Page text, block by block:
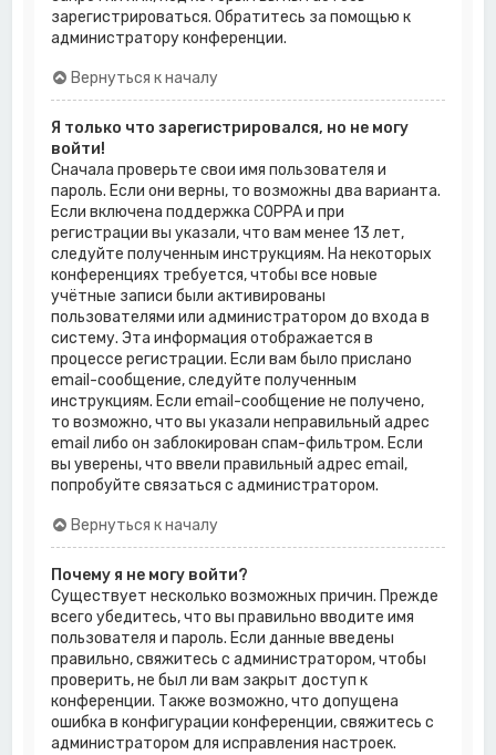
зарегистрироваться. Обратитесь за помощью к
администратору конференции.
Вернуться к началу
Я только что зарегистрировался, но не могу
войти!
Сначала проверьте свои имя пользователя и
пароль. Если они верны, то возможны два варианта.
Если включена поддержка COPPA и при
регистрации вы указали, что вам менее 13 лет,
следуйте полученным инструкциям. На некоторых
конференциях требуется, чтобы все новые
учётные записи были активированы
пользователями или администратором до входа в
систему. Эта информация отображается в
процессе регистрации. Если вам было прислано
email-сообщение, следуйте полученным
инструкциям. Если email-сообщение не получено,
то возможно, что вы указали неправильный адрес
email либо он заблокирован спам-фильтром. Если
вы уверены, что ввели правильный адрес email,
попробуйте связаться с администратором.
Вернуться к началу
Почему я не могу войти?
Существует несколько возможных причин. Прежде
всего убедитесь, что вы правильно вводите имя
пользователя и пароль. Если данные введены
правильно, свяжитесь с администратором, чтобы
проверить, не был ли вам закрыт доступ к
конференции. Также возможно, что допущена
ошибка в конфигурации конференции, свяжитесь с
администратором для исправления настроек.